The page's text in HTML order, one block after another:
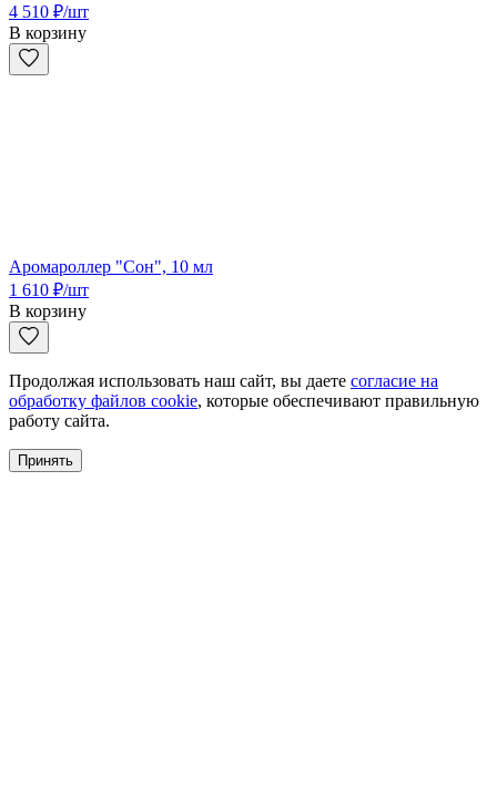
4 510 ₽/шт
В корзину
Аромароллер "Сон", 10 мл
1 610 ₽/шт
В корзину
Продолжая использовать наш сайт, вы даете согласие на
обработку файлов cookie, которые обеспечивают правильную
работу сайта.
Принять